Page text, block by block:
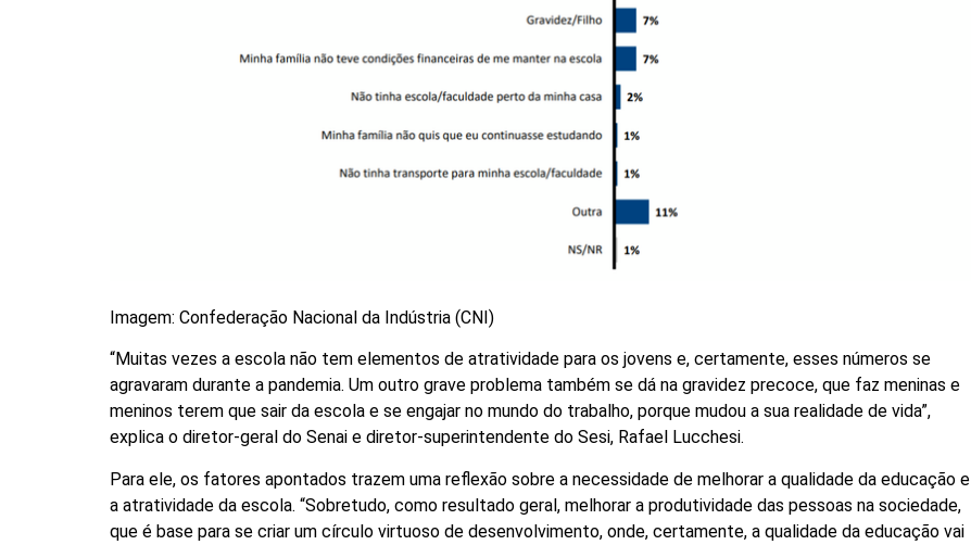
Imagem: Confederação Nacional da Indústria (CNI)
“Muitas vezes a escola não tem elementos de atratividade para os jovens e, certamente, esses números se
agravaram durante a pandemia. Um outro grave problema também se dá na gravidez precoce, que faz meninas e
meninos terem que sair da escola e se engajar no mundo do trabalho, porque mudou a sua realidade de vida”,
explica o diretor-geral do Senai e diretor-superintendente do Sesi, Rafael Lucchesi.
Para ele, os fatores apontados trazem uma reflexão sobre a necessidade de melhorar a qualidade da educação e
a atratividade da escola. “Sobretudo, como resultado geral, melhorar a produtividade das pessoas na sociedade,
que é base para se criar um círculo virtuoso de desenvolvimento, onde, certamente, a qualidade da educação vai